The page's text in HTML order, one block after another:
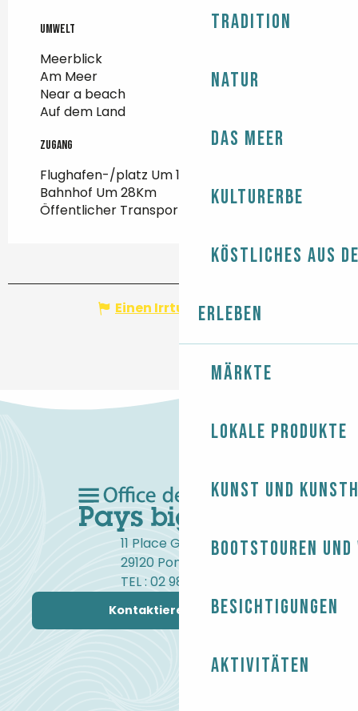
Tradition
Natur
Das Meer
Kulturerbe
Köstliches aus
Erleben
Märkte
Lokale Produkte
Kunst und
Bootstouren
Besichtigungen
Aktivitäten
Umwelt
Umwelt
Meerblick
Am Meer
Near a beach
Auf dem Land
Zugang
Zugang
Flughafen-/platz Um 122Km
Bahnhof Um 28Km
Öffentlicher Transport Um 3Km
Einen Irrtum angeben
11 Place Gambetta
29120 Pont-l'Abbé
TEL : 02 98 82 37 99
Kontaktieren Sie uns